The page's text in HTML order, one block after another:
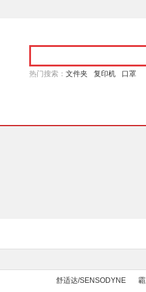
热门搜索： 文件夹 复印机 口罩
舒适达/SENSODYNE